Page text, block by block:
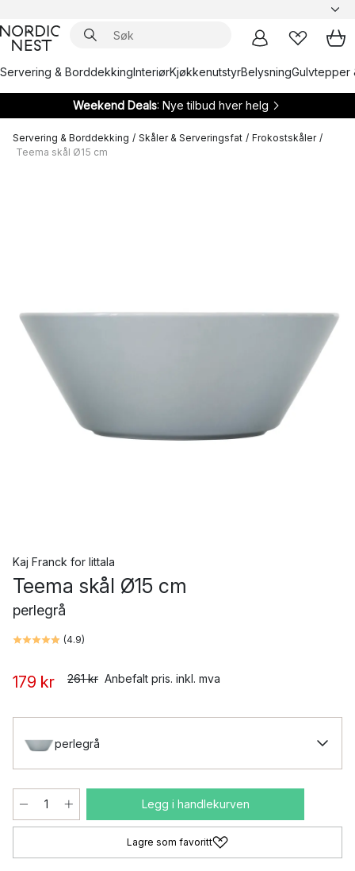
Servering & BorddekkingInteriørKjøkkenutstyrBelysningGulvtepper
Weekend Deals: Nye tilbud hver helg
Servering & Borddekking / Skåler & Serveringsfat / Frokostskåler /
Teema skål Ø15 cm
Kaj Franck for Iittala
Teema skål Ø15 cm
perlegrå
(4.9)
179 kr 261 kr Anbefalt pris. inkl. mva
perlegrå
Legg i handlekurven
Lagre som favoritt